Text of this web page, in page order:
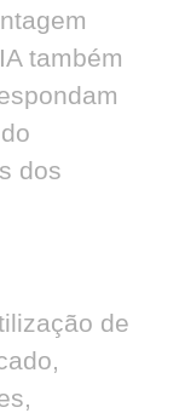
também
dos
de